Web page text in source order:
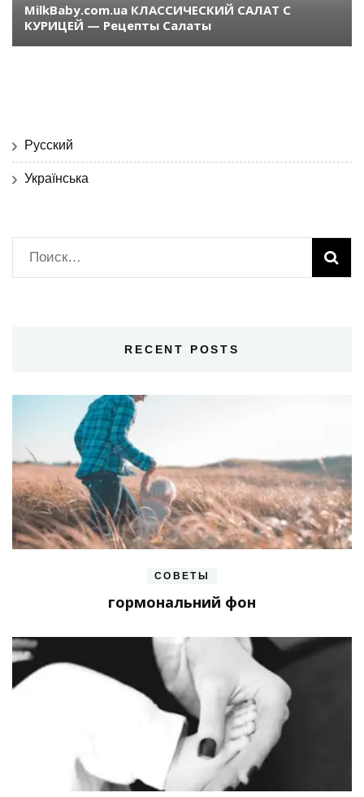
MilkBaby.com.ua КЛАССИЧЕСКИЙ САЛАТ С
КУРИЦЕЙ — Рецепты Салаты
Русский
Українська
Найти:
RECENT POSTS
СОВЕТЫ
гормональний фон